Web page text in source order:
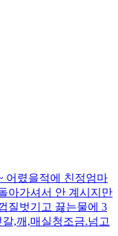
어렸을적에 친정엄마
아가셔서 안 계시지만
질벗기고 끓는물에 3
,깨,매실청조금.넘고